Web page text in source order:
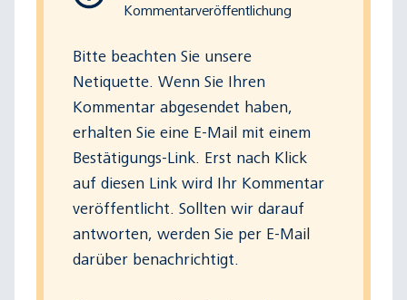
Kommentarveröffentlichung
Bitte beachten Sie unsere
Netiquette. Wenn Sie Ihren
Kommentar abgesendet haben,
erhalten Sie eine E-Mail mit einem
Bestätigungs-Link. Erst nach Klick
auf diesen Link wird Ihr Kommentar
veröffentlicht. Sollten wir darauf
antworten, werden Sie per E-Mail
darüber benachrichtigt.